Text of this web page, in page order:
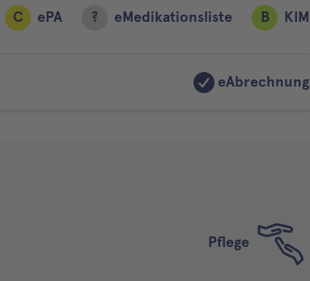
C ePA ? eMedikationsliste B KIM
eAbrechnung
Pflege